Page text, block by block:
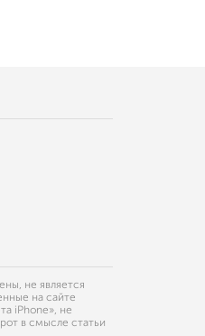
не является
на сайте
iPhone», не
в смысле статьи